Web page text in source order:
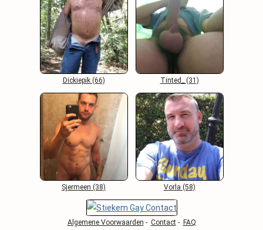
Dickiepik (66) Tinted_ (31)
Sjermeen (38) Vorla (58)
Algemene Voorwaarden - Contact- FAQ